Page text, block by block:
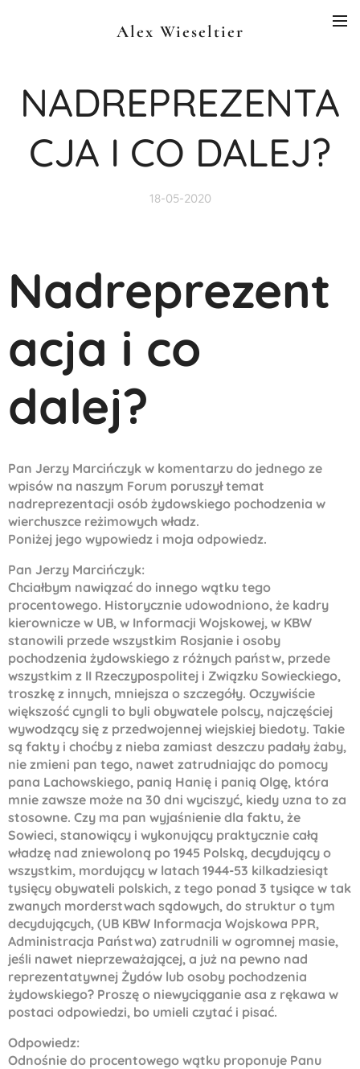
Alex Wieseltier
NADREPREZENTA
CJA I CO DALEJ?
18-05-2020
Nadreprezent
acja i co
dalej?
Pan Jerzy Marcińczyk w komentarzu do jednego ze
wpisów na naszym Forum poruszył temat
nadreprezentacji osób żydowskiego pochodzenia w
wierchuszce reżimowych władz.
Poniżej jego wypowiedz i moja odpowiedz.
Pan Jerzy Marcińczyk:
Chciałbym nawiązać do innego wątku tego
procentowego. Historycznie udowodniono, że kadry
kierownicze w UB, w Informacji Wojskowej, w KBW
stanowili przede wszystkim Rosjanie i osoby
pochodzenia żydowskiego z różnych państw, przede
wszystkim z II Rzeczypospolitej i Związku Sowieckiego,
troszkę z innych, mniejsza o szczegóły. Oczywiście
większość cyngli to byli obywatele polscy, najczęściej
wywodzący się z przedwojennej wiejskiej biedoty. Takie
są fakty i choćby z nieba zamiast deszczu padały żaby,
nie zmieni pan tego, nawet zatrudniając do pomocy
pana Lachowskiego, panią Hanię i panią Olgę, która
mnie zawsze może na 30 dni wyciszyć, kiedy uzna to za
stosowne. Czy ma pan wyjaśnienie dla faktu, że
Sowieci, stanowiący i wykonujący praktycznie całą
władzę nad zniewoloną po 1945 Polską, decydujący o
wszystkim, mordujący w latach 1944-53 kilkadziesiąt
tysięcy obywateli polskich, z tego ponad 3 tysiące w tak
zwanych morderstwach sądowych, do struktur o tym
decydujących, (UB KBW Informacja Wojskowa PPR,
Administracja Państwa) zatrudnili w ogromnej masie,
jeśli nawet nieprzeważającej, a już na pewno nad
reprezentatywnej Żydów lub osoby pochodzenia
żydowskiego? Proszę o niewyciąganie asa z rękawa w
postaci odpowiedzi, bo umieli czytać i pisać.
Odpowiedz:
Odnośnie do procentowego wątku proponuje Panu